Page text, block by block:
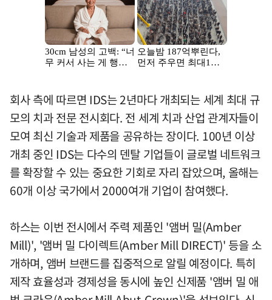
회사 측에 따르면 IDS는 2년마다 개최되는 세계 최대 규
모의 치과 전문 전시회다. 전 세계 치과 산업 관계자들이
모여 최신 기술과 제품을 공유하는 장이다. 100년 이상
개최 중인 IDS는 다수의 덴탈 기업들이 글로벌 네트워크
를 확장할 수 있는 중요한 기회로 자리 잡았으며, 올해는
60개 이상 국가에서 2000여개 기업이 참여했다.
하스는 이번 전시에서 주력 제품인 '앰버 밀(Amber
Mill)', '앰버 밀 다이렉트(Amber Mill DIRECT)' 등을 소
개하며, 앰버 브랜드를 집중적으로 알릴 예정이다. 특히
제작 효율성과 경제성을 동시에 높인 신제품 '앰버 밀 애